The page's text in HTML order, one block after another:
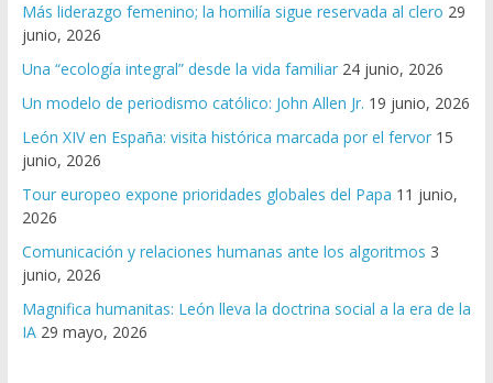
Más liderazgo femenino; la homilía sigue reservada al clero 29
junio, 2026
Una “ecología integral” desde la vida familiar 24 junio, 2026
Un modelo de periodismo católico: John Allen Jr. 19 junio, 2026
León XIV en España: visita histórica marcada por el fervor 15
junio, 2026
Tour europeo expone prioridades globales del Papa 11 junio,
2026
Comunicación y relaciones humanas ante los algoritmos 3
junio, 2026
Magnifica humanitas: León lleva la doctrina social a la era de la
IA 29 mayo, 2026